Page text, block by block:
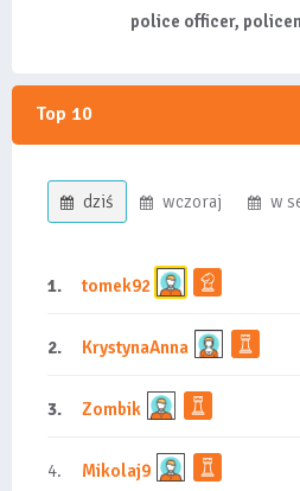
police officer,
Top 10
dziś wczoraj w
1. tomek92
2. KrystynaAnna
3. Zombik
4. Mikolaj9